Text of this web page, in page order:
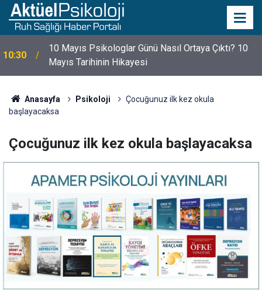
10:30
10 Mayıs Psikologlar Günü Nasıl Ortaya Çıktı? 10
Mayıs Tarihinin Hikayesi
Anasayfa Psikoloji
Çocuğunuz ilk kez okula
başlayacaksa
Çocuğunuz ilk kez okula başlayacaksa